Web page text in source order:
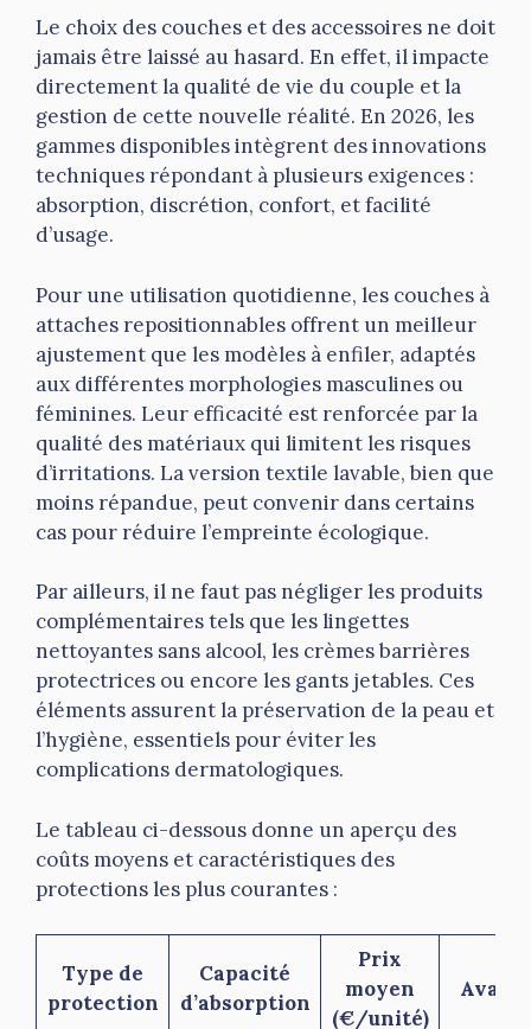
Le choix des couches et des accessoires ne doit
jamais être laissé au hasard. En effet, il impacte
directement la qualité de vie du couple et la
gestion de cette nouvelle réalité. En 2026, les
gammes disponibles intègrent des innovations
techniques répondant à plusieurs exigences :
absorption, discrétion, confort, et facilité
d’usage.
Pour une utilisation quotidienne, les couches à
attaches repositionnables offrent un meilleur
ajustement que les modèles à enfiler, adaptés
aux différentes morphologies masculines ou
féminines. Leur efficacité est renforcée par la
qualité des matériaux qui limitent les risques
d’irritations. La version textile lavable, bien que
moins répandue, peut convenir dans certains
cas pour réduire l’empreinte écologique.
Par ailleurs, il ne faut pas négliger les produits
complémentaires tels que les lingettes
nettoyantes sans alcool, les crèmes barrières
protectrices ou encore les gants jetables. Ces
éléments assurent la préservation de la peau et
l’hygiène, essentiels pour éviter les
complications dermatologiques.
Le tableau ci-dessous donne un aperçu des
coûts moyens et caractéristiques des
protections les plus courantes :
Type de
protection
Capacité
d’absorption
Prix
moyen
(€/unité)